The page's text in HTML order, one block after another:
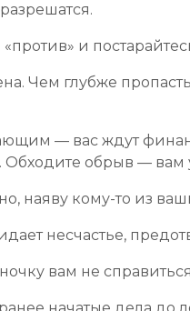
и
Чем глубже
— вас ждут
обрыв — вам
наяву кому-то из
несчастье,
вам не